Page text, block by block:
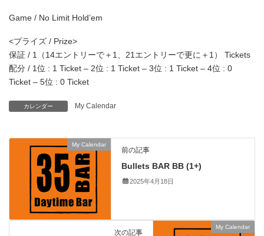
Game / No Limit Hold’em
<プライズ / Prize>
保証 / 1（14エントリーで＋1、21エントリーで更に＋1） Tickets
配分 / 1位 : 1 Ticket – 2位 : 1 Ticket – 3位 : 1 Ticket – 4位 : 0
Ticket – 5位 : 0 Ticket
カレンダー My Calendar
My Calendar
前の記事
Bullets BAR BB (1+)
2025年4月18日
My Calendar
次の記事